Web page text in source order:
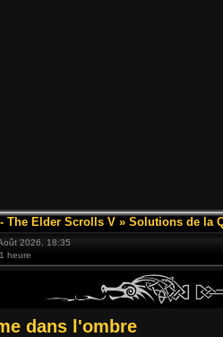
The Elder Scrolls V » Solutions de la
2026, 18:35
heure
dans l'ombre